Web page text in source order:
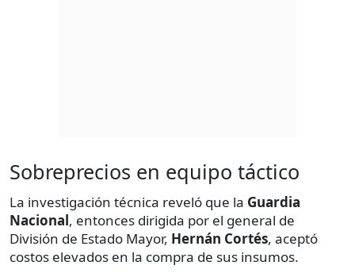
Sobreprecios en equipo táctico
La investigación técnica reveló que la Guardia
Nacional, entonces dirigida por el general de
División de Estado Mayor, Hernán Cortés, aceptó
costos elevados en la compra de sus insumos.